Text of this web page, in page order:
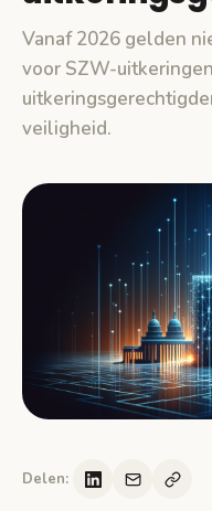
Vanaf 2026 gelden
voor SZW-
veiligheid.
Delen: